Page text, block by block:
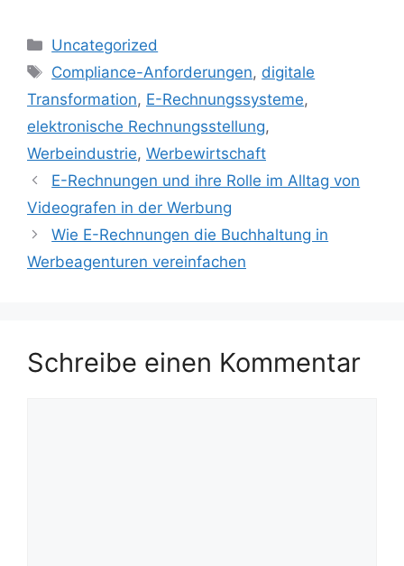
Kategorien
Uncategorized
Schlagwörter
Compliance-Anforderungen, digitale
Transformation, E-Rechnungssysteme,
elektronische Rechnungsstellung,
Werbeindustrie, Werbewirtschaft
E-Rechnungen und ihre Rolle im Alltag von
Videografen in der Werbung
Wie E-Rechnungen die Buchhaltung in
Werbeagenturen vereinfachen
Schreibe einen Kommentar